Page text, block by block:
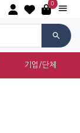
0
기업/단체